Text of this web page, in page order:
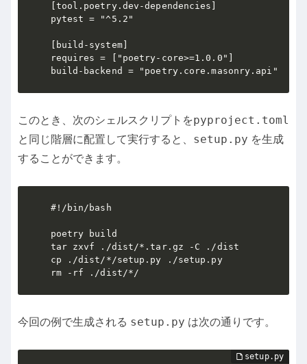
[tool.poetry.dev-dependencies]
pytest = "^5.2"
[build-system]
requires = ["poetry-core>=1.0.0"]
このとき、次のシェルスクリプトをpyproject.toml
と同じ階層に配置して実行すると、 setup.py を生成
することができます。
#!/bin/bash
poetry build
tar zxvf ./dist/*.tar.gz -C ./dist
cp ./dist/*/setup.py ./setup.py
今回の例で生成される setup.py は次の通りです。